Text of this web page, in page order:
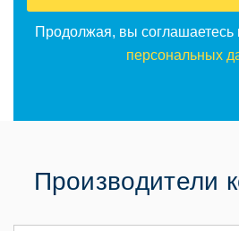
Продолжая, вы соглашаетесь
персональных
Производители